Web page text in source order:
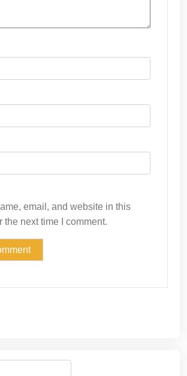
email, and website in this
the next time I comment.